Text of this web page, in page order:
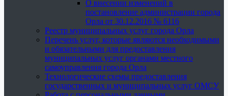
О внесении изменений в
постановление администрации города
Орла от 30.12.2016 № 6116
Реестр муниципальных услуг города Орла
Перечень услуг, которые являются необходимыми
и обязательными для предоставления
муниципальных услуг органами местного
самоуправления города Орла
Технологические схемы предоставления
государственных и муниципальных услуг ОМСУ